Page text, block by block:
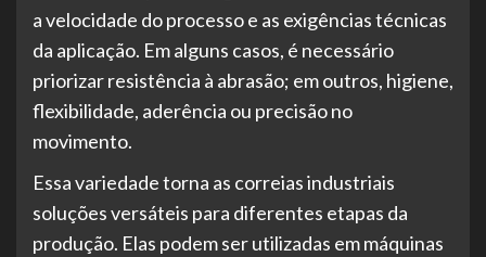
a velocidade do processo e as exigências técnicas
da aplicação. Em alguns casos, é necessário
priorizar resistência à abrasão; em outros, higiene,
flexibilidade, aderência ou precisão no
movimento.
Essa variedade torna as correias industriais
soluções versáteis para diferentes etapas da
produção. Elas podem ser utilizadas em máquinas